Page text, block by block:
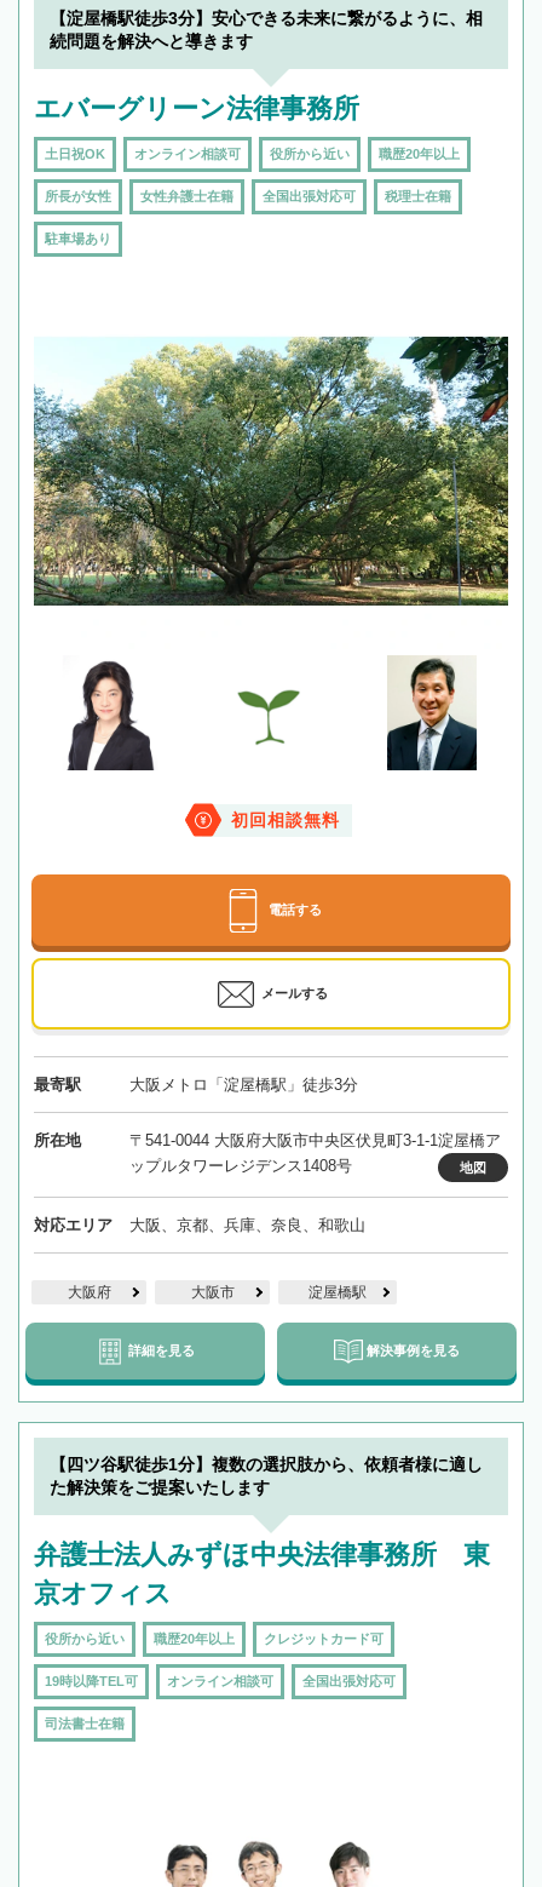
【淀屋橋駅徒歩3分】安心できる未来に繋がるように、相
続問題を解決へと導きます
エバーグリーン法律事務所
土日祝OK オンライン相談可 役所から近い 職歴20年以上
所長が女性 女性弁護士在籍 全国出張対応可 税理士在籍
駐車場あり
初回相談無料
電話する
メールする
最寄駅 大阪メトロ「淀屋橋駅」徒歩3分
所在地
〒541-0044 大阪府大阪市中央区伏見町3-1-1淀屋橋ア
ップルタワーレジデンス1408号
地図
対応エリア 大阪、京都、兵庫、奈良、和歌山
大阪府 大阪市 淀屋橋駅
詳細を見る 解決事例を見る
【四ツ谷駅徒歩1分】複数の選択肢から、依頼者様に適し
た解決策をご提案いたします
弁護士法人みずほ中央法律事務所 東
京オフィス
役所から近い 職歴20年以上 クレジットカード可
19時以降TEL可 オンライン相談可 全国出張対応可
司法書士在籍